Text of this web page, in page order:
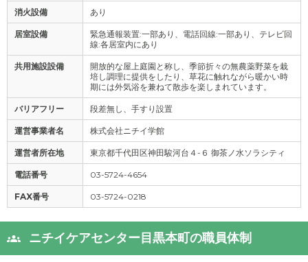
消火設備 あり
居室設備
緊急通報装置:一部あり、電話回線:一部あり、テレビ回
線:各居室内にあり
共用施設設備
開放的な屋上庭園と称し、季節折々の無農薬野菜を栽
培し調理に提供をしたり、草花に触れながら暖かい時
期には外気浴を兼ねて散歩を楽しまれています。
バリアフリー 段差無し、手すり設置
運営事業者名 株式会社ニチイ学館
運営者所在地 東京都千代田区神田駿河台４-６ 御茶ノ水ソラシティ
電話番号 03-5724-4654
FAX番号 03-5724-0218
ニチイケアセンター目黒本町の職員体制